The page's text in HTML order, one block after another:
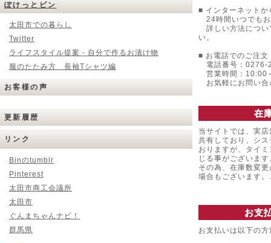
ぽけっとビン
太田市での暮らし
Twitter
ライフスタイル提案 - 自分で作るお漬け物
服のたたみ方 長袖Tシャツ編
お客様の声
更新履歴
リンク
Binのtumblr
Pinterest
太田市商工会議所
太田市
ぐんまちゃんナビ！
群馬県
■ インターネットか
24時間いつでも
詳しい方法につい
い。
■ お電話でのご注文
電話番号：0276-
営業時間：10:00
お気軽にお問い合
在
当サイトでは、実
共有しており、シ
おりますが、タイ
じる事がございます
その為、在庫数変
場合もございます
お支
お支払いは以下の